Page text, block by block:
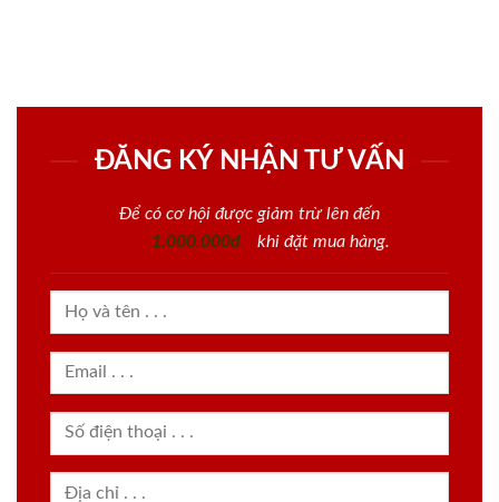
ĐĂNG KÝ NHẬN TƯ VẤN
Để có cơ hội được giảm trừ lên đến
1.000.000đ
khi đặt mua hàng.